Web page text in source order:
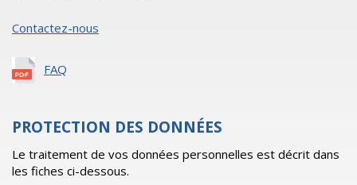
Contactez-nous
FAQ
PROTECTION DES DONNÉES
Le traitement de vos données personnelles est décrit dans
les fiches ci-dessous.